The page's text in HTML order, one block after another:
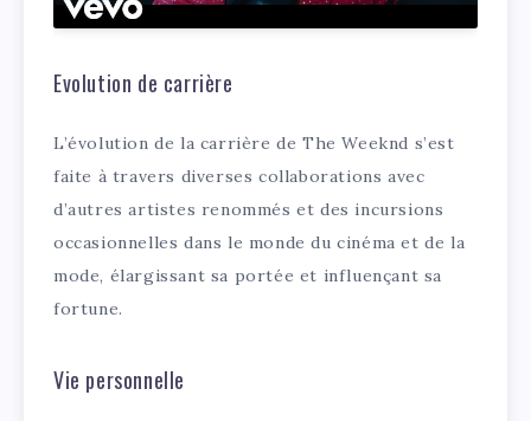
Evolution de carrière
L’évolution de la carrière de The Weeknd s’est
faite à travers diverses collaborations avec
d’autres artistes renommés et des incursions
occasionnelles dans le monde du cinéma et de la
mode, élargissant sa portée et influençant sa
fortune.
Vie personnelle